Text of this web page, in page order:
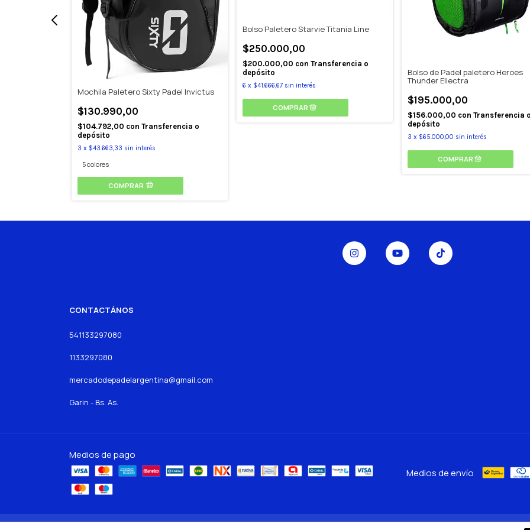
Mochila Paletero Sixty Padel Invictus
$130.990,00
$104.792,00 con Transferencia o
depósito
3 x $43.663,33 sin interés
5 colores
COMPRAR
Bolso Paletero Starvie Titania Line
$250.000,00
$200.000,00 con Transferencia o
depósito
6 x $41.666,67 sin interés
Bolso de Padel paletero Heroes
Thunder Ellectra
$195.000,00
$156.000,00 con Transferencia o
depósito
3 x $65.000,00 sin interés
CONTACTÁNOS
541133297080
1133297080
mercadodepadelargentina@gmail.com
Garin - Bs. As.
Medios de pago
Medios de envío